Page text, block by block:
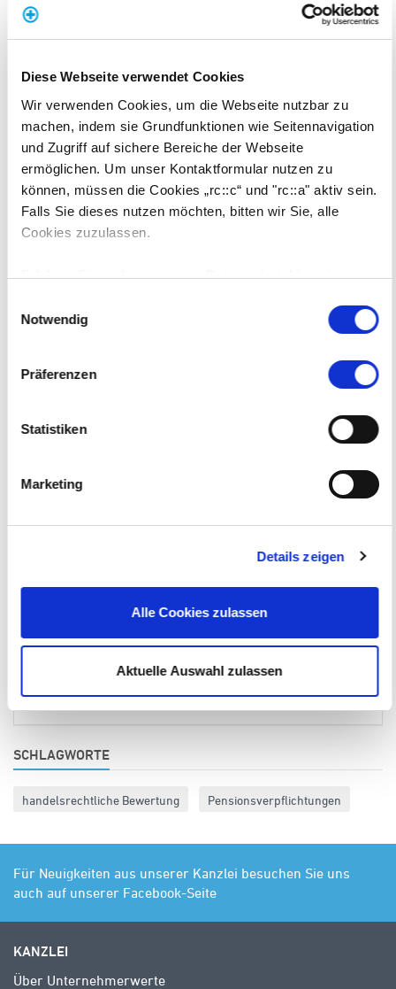
Diese Webseite verwendet Cookies
Wir verwenden Cookies, um die Webseite nutzbar zu
machen, indem sie Grundfunktionen wie Seitennavigation
und Zugriff auf sichere Bereiche der Webseite
ermöglichen. Um unser Kontaktformular nutzen zu
können, müssen die Cookies „rc::c“ und "rc::a" aktiv sein.
Falls Sie dieses nutzen möchten, bitten wir Sie, alle
Cookies zuzulassen.
Erfahren Sie mehr in unserenDatenschutzhinweisen.
Notwendig
Präferenzen
Statistiken
Marketing
Details zeigen
Alle Cookies zulassen
Aktuelle Auswahl zulassen
ÜBER DEN AUTOR
E-Mail schreiben
Alle Beiträge ansehen
SCHLAGWORTE
handelsrechtliche Bewertung Pensionsverpflichtungen
Für Neuigkeiten aus unserer Kanzlei besuchen Sie uns
auch auf unserer Facebook-Seite
KANZLEI
Über Unternehmerwerte